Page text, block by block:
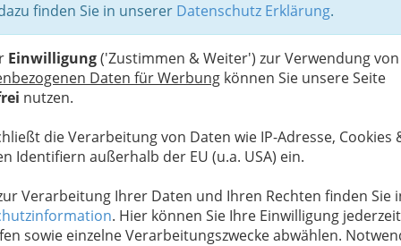
finden Sie in unserer Datenschutz Erklärung.
Einwilligung('Zustimmen & Weiter') zur Verwendung von
Daten für Werbung können Sie unsere Seite
nutzen.
die Verarbeitung von Daten wie IP-Adresse, Cookies
Identifiern außerhalb der EU (u.a. USA) ein.
Verarbeitung Ihrer Daten und Ihren Rechten finden Sie
. Hier können Sie Ihre Einwilligung jederzeit
sowie einzelne Verarbeitungszwecke abwählen.
und Gefriergeräte:
wichtig zuverlässige